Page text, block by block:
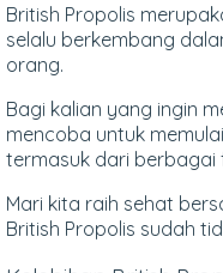
British Propolis
selalu berkembang
orang.
Bagi kalian yang ingin
mencoba untuk
termasuk dari berbagai
Mari kita raih sehat
British Propolis sudah